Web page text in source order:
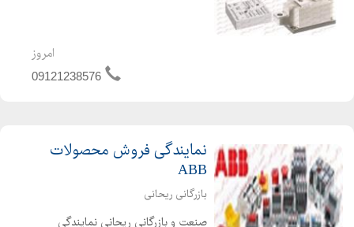
امروز
09121238576
نمایندگی فروش محصولات
ABB
بازرگانی ریحانی
صنعت و بازرگانی ریحانی نمایندگی